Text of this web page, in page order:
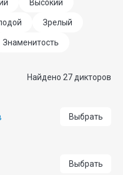
Высокий
Зрелый
Знаменитость
Найдено 27 дикторов
Выбрать
Выбрать